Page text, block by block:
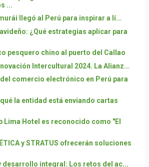
...
llegó al Perú para inspirar a lí...
¿Qué estrategias aplicar para
pesquero chino al puerto del Callao
Intercultural 2024. La Alianz...
comercio electrónico en Perú para
la entidad está enviando cartas
Lima Hotel es reconocido como "El
y STRATUS ofrecerán soluciones
desarrollo integral: Los retos del ac...